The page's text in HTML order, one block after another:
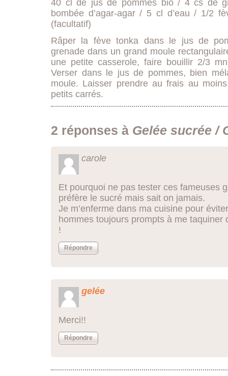
40 cl de jus de pommes bio / 4 cs de
bombée d’agar-agar / 5 cl d’eau / 1/2
(facultatif)
Râper la fève tonka dans le jus de
grenade dans un grand moule
une petite casserole, faire bouillir 2/3
Verser dans le jus de pommes, bien
moule. Laisser prendre au frais au
petits carrés.
2 réponses à Gelée sucrée /
carole
Et pourquoi ne pas tester ces fameuses
préfère le sucré mais sait on jamais.
Je m’enferme dans ma cuisine pour
hommes toujours prompts à me taquiner
!
Répondre
gelée
Merci!!
Répondre